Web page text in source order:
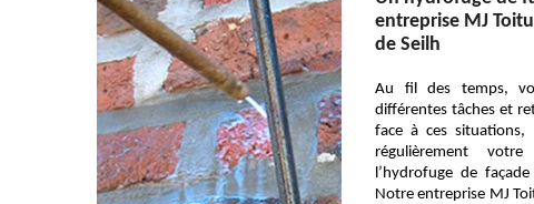
entreprise MJ
de Seilh
Au fil des temps,
différentes tâches et
face à ces situations,
régulièrement
l’hydrofuge de
Notre entreprise MJ